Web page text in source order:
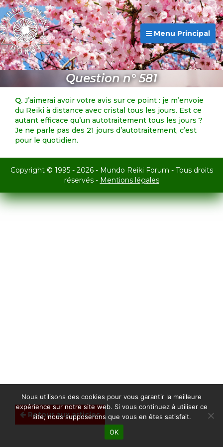
Menu Principal
Question n° 581
Retour aux articles
Q. J’aimerai avoir votre avis sur ce point : je m’envoie
du Reiki à distance avec cristal tous les jours. Est ce
autant efficace qu’un autotraitement tous les jours ?
Je ne parle pas des 21 jours d’autotraitement, c’est
pour le quotidien.
Copyright © 1995 - 2026 - Mundo Reiki Forum - Tous droits
réservés - Mentions légales
Nous utilisons des cookies pour vous garantir la meilleure
expérience sur notre site web. Si vous continuez à utiliser ce
site, nous supposerons que vous en êtes satisfait.
OK